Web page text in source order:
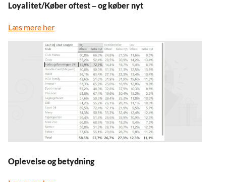
Loyalitet/Køber oftest – og køber nyt
Læs mere her
Oplevelse og betydning